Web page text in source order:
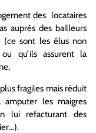
des locataires
auprès des bailleurs
(ce sont les élus non
qu’ils assurent la
fragiles mais réduit
les maigres
lui refacturant des